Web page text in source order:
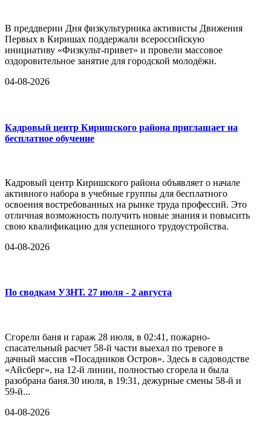
В преддверии Дня физкультурника активисты Движения
Первых в Киришах поддержали всероссийскую
инициативу «Физкульт-привет» и провели массовое
оздоровительное занятие для городской молодёжи.
04-08-2026
Кадровый центр Киришского района приглашает на
бесплатное обучение
Кадровый центр Киришского района объявляет о начале
активного набора в учебные группы для бесплатного
освоения востребованных на рынке труда профессий. Это
отличная возможность получить новые знания и повысить
свою квалификацию для успешного трудоустройства.
04-08-2026
По сводкам УЗНТ. 27 июля - 2 августа
Сгорели баня и гараж 28 июля, в 02:41, пожарно-
спасательный расчет 58-й части выехал по тревоге в
дачный массив «Посадников Остров». Здесь в садоводстве
«Айсберг», на 12-й линии, полностью сгорела и была
разобрана баня.30 июля, в 19:31, дежурные смены 58-й и
59-й...
04-08-2026